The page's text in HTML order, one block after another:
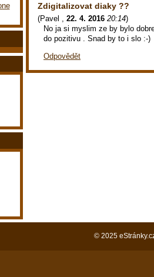
Zdigitalizovat diaky ??
(Pavel 22. 4. 2016 20:14)
No ja si myslim ze by bylo
do pozitivu . Snad by to i slo :-)
Odpovědět
© 2025